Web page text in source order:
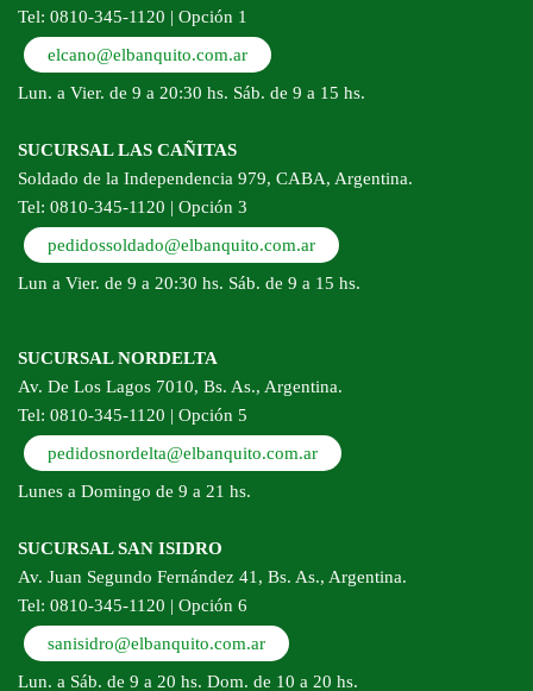
Tel: 0810-345-1120 | Opción 1
elcano@elbanquito.com.ar
Lun. a Vier. de 9 a 20:30 hs. Sáb. de 9 a 15 hs.
SUCURSAL LAS CAÑITAS
Soldado de la Independencia 979, CABA, Argentina.
Tel: 0810-345-1120 | Opción 3
pedidossoldado@elbanquito.com.ar
Lun a Vier. de 9 a 20:30 hs. Sáb. de 9 a 15 hs.
SUCURSAL NORDELTA
Av. De Los Lagos 7010, Bs. As., Argentina.
Tel: 0810-345-1120 | Opción 5
pedidosnordelta@elbanquito.com.ar
Lunes a Domingo de 9 a 21 hs.
SUCURSAL SAN ISIDRO
Av. Juan Segundo Fernández 41, Bs. As., Argentina.
Tel: 0810-345-1120 | Opción 6
sanisidro@elbanquito.com.ar
Lun. a Sáb. de 9 a 20 hs. Dom. de 10 a 20 hs.